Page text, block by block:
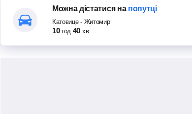
Можна дістатисяна попутці
Катовице- Житомир
10 год 40 хв